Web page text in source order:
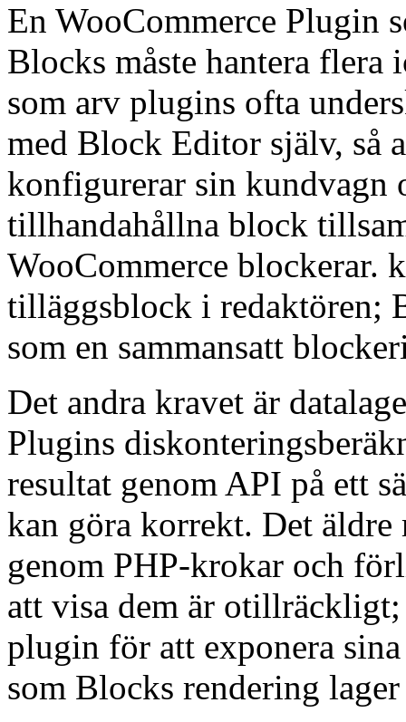
En WooCommerce Plugin
Blocks måste hantera
som arv plugins ofta
med Block Editor själv, så
konfigurerar sin kundvagn
tillhandahållna block
WooCommerce blockerar.
tilläggsblock i redaktören;
som en sammansatt
Det andra kravet är
Plugins
resultat genom API på ett
kan göra korrekt. Det äldre
genom PHP-krokar och
att visa dem är
plugin för att exponera
som Blocks rendering